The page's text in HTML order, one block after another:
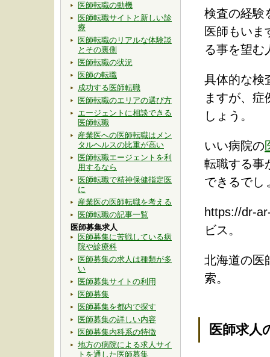
医師転職の動機
医師転職サイトと新しい診
療
医師転職のリアルな体験談
とその裏側
医師転職の状況
医師の転職
成功する医師転職
医師転職のエリアの選び方
エージェントに相談できる
医師転職
産業医への医師転職はメン
タルヘルスの比重が高い
医師転職エージェントを利
用するなら
医師転職で精神保健指定医
に
産業医の医師転職を考える
医師転職の記事一覧
医師募集求人
医師募集に苦戦している病
院や診療科
医師募集の求人は種類が多
い
医師募集サイトの利用
医師募集
医師募集を都内で探す
医師募集の詳しい内容
医師募集内科系の特徴
地方の病院による求人サイ
トを通した医師募集
検査の経験
医師もいま
る事を望む
具体的な検
ますが、
しょう。
いい病院の
転職する事
できるでし
https://dr-
ビス。
北海道の医
索。
医師求人